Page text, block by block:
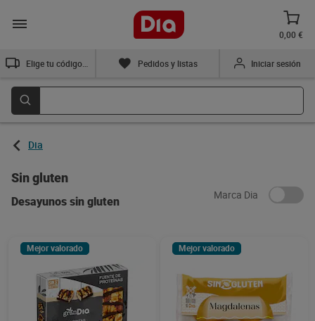
0,00 €
Pedidos y listas Iniciar sesión
Dia
Sin gluten
Desayunos sin gluten
Marca Dia
Mejor valorado Mejor valorado